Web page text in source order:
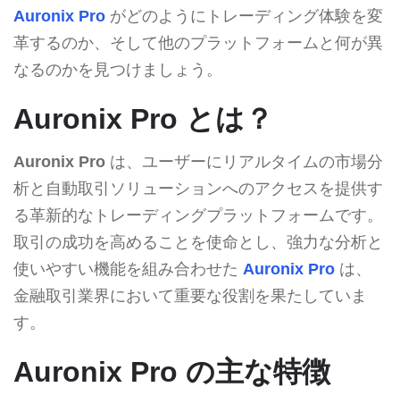
Auronix Pro がどのようにトレーディング体験を変
革するのか、そして他のプラットフォームと何が異
なるのかを見つけましょう。
Auronix Pro とは？
Auronix Pro は、ユーザーにリアルタイムの市場分
析と自動取引ソリューションへのアクセスを提供す
る革新的なトレーディングプラットフォームです。
取引の成功を高めることを使命とし、強力な分析と
使いやすい機能を組み合わせた Auronix Pro は、
金融取引業界において重要な役割を果たしていま
す。
Auronix Pro の主な特徴